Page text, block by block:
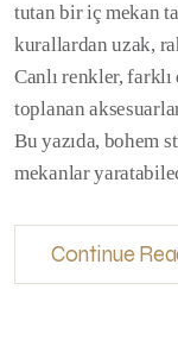
tutan bir iç mekan
kurallardan uzak,
Canlı renkler,
toplanan
Bu yazıda, bohem
mekanlar
Continue